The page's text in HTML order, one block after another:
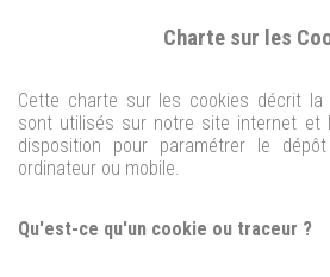
Charte sur les
Cette charte sur les cookies décrit
sont utilisés sur notre site internet et
disposition pour paramétrer le
ordinateur ou mobile.
Qu'est-ce qu'un cookie ou traceur ?